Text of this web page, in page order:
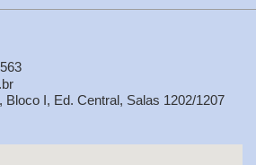
Bloco I, Ed. Central, Salas 1202/1207